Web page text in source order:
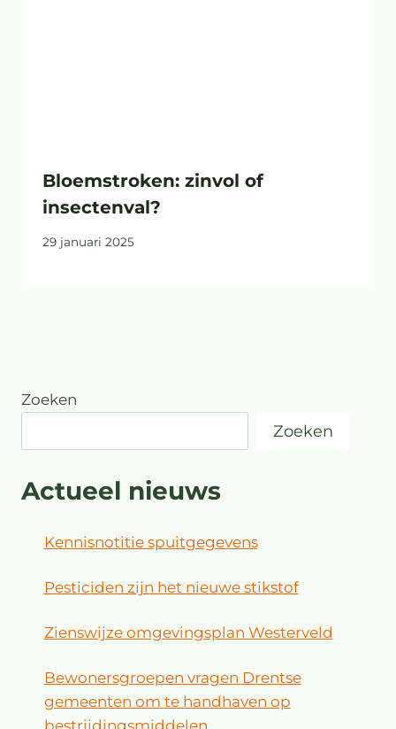
Bloemstroken: zinvol of
insectenval?
29 januari 2025
Zoeken
Zoeken
Actueel nieuws
Kennisnotitie spuitgegevens
Pesticiden zijn het nieuwe stikstof
Zienswijze omgevingsplan Westerveld
Bewonersgroepen vragen Drentse
gemeenten om te handhaven op